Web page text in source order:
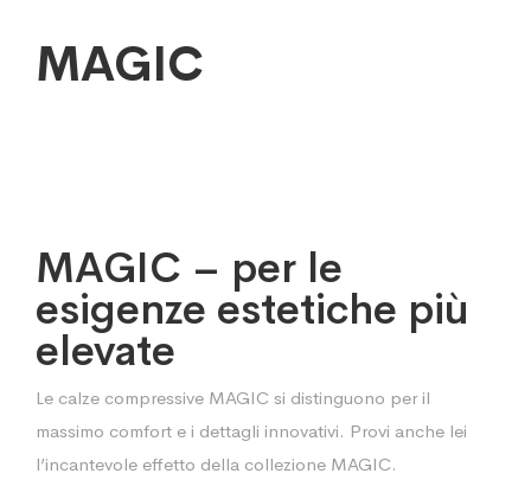
MAGIC
MAGIC – per le
esigenze estetiche più
elevate
Le calze compressive MAGIC si distinguono per il
massimo comfort e i dettagli innovativi. Provi anche lei
l’incantevole effetto della collezione MAGIC.